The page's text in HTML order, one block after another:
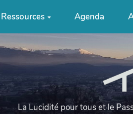
Ressources Agenda
La Lucidité pour tous et le